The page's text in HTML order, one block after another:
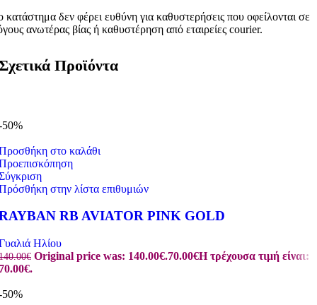
κατάστημα δεν φέρει ευθύνη για καθυστερήσεις που οφείλονται σε
ανωτέρας βίας ή καθυστέρηση από εταιρείες courier.
Προϊόντα
50%
στο καλάθι
στην λίστα επιθυμιών
RB AVIATOR PINK GOLD
Ηλίου
€ Original price was: 140.00€.70.00€Η τρέχουσα τιμή είναι:
50%